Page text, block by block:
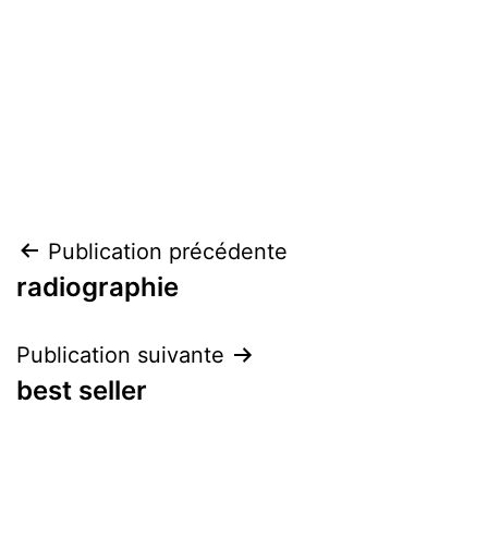
Navigation
de
l’article
Publication précédente
radiographie
Publication suivante
best seller